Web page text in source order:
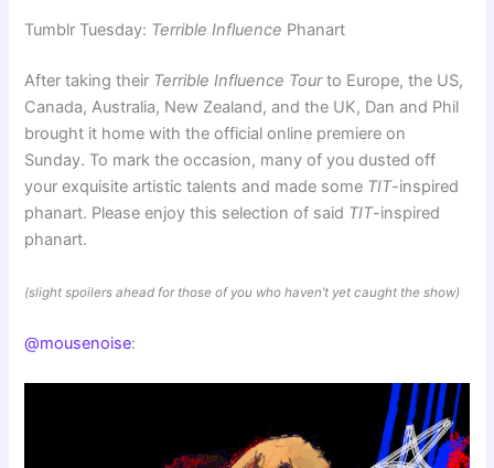
Tumblr Tuesday: Terrible Influence Phanart
After taking their Terrible Influence Tourto Europe, the US,
Canada, Australia, New Zealand, and the UK, Dan and Phil
brought it home with the official online premiere on
Sunday. To mark the occasion, many of you dusted off
your exquisite artistic talents and made some TIT-inspired
phanart. Please enjoy this selection of said TIT-inspired
phanart.
(slight spoilers ahead for those of you who haven’t yet caught the show)
@mousenoise: